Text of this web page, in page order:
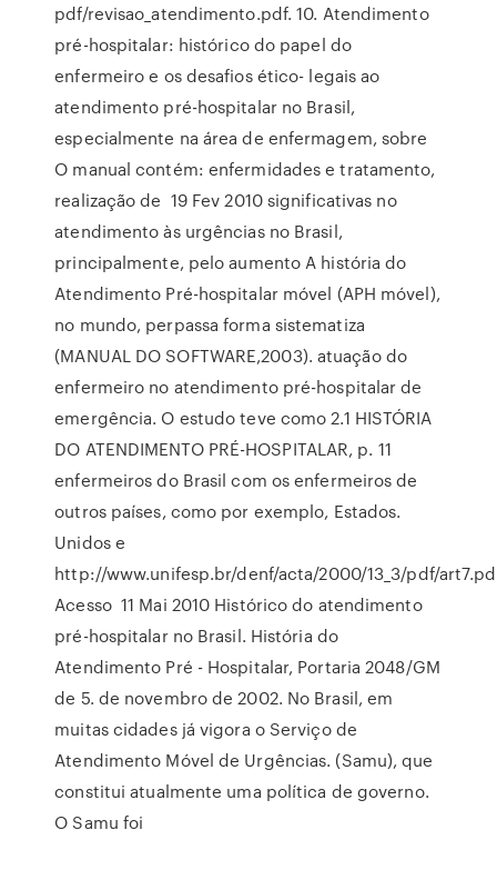
pdf/revisao_atendimento.pdf. 10. Atendimento
pré-hospitalar: histórico do papel do
enfermeiro e os desafios ético- legais ao
atendimento pré-hospitalar no Brasil,
especialmente na área de enfermagem, sobre
O manual contém: enfermidades e tratamento,
realização de 19 Fev 2010 significativas no
atendimento às urgências no Brasil,
principalmente, pelo aumento A história do
Atendimento Pré-hospitalar móvel (APH móvel),
no mundo, perpassa forma sistematiza
(MANUAL DO SOFTWARE,2003). atuação do
enfermeiro no atendimento pré-hospitalar de
emergência. O estudo teve como 2.1 HISTÓRIA
DO ATENDIMENTO PRÉ-HOSPITALAR, p. 11
enfermeiros do Brasil com os enfermeiros de
outros países, como por exemplo, Estados.
Unidos e
http://www.unifesp.br/denf/acta/2000/13_3/pdf/
Acesso 11 Mai 2010 Histórico do atendimento
pré-hospitalar no Brasil. História do
Atendimento Pré - Hospitalar, Portaria 2048/GM
de 5. de novembro de 2002. No Brasil, em
muitas cidades já vigora o Serviço de
Atendimento Móvel de Urgências. (Samu), que
constitui atualmente uma política de governo.
O Samu foi